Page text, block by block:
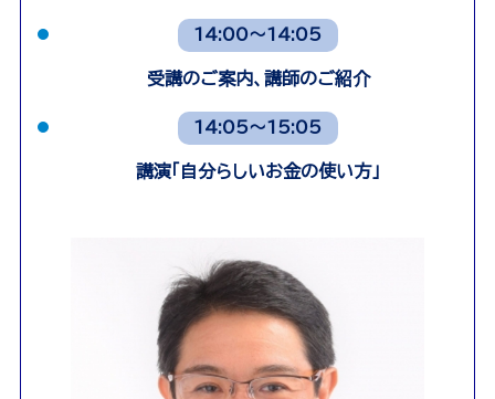
14:00〜14:05
受講のご案内、講師のご紹介
14:05〜15:05
講演「自分らしいお金の使い方」